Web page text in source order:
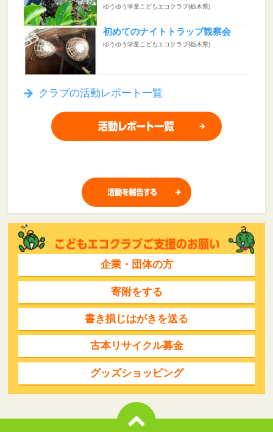
ゆうゆう学童こどもエコクラブ(栃木県)
初めてのナイトトラップ観察会
ゆうゆう学童こどもエコクラブ(栃木県)
クラブの活動レポート一覧
企業・団体の方
寄附をする
書き損じはがきを送る
古本リサイクル募金
グッズショッピング